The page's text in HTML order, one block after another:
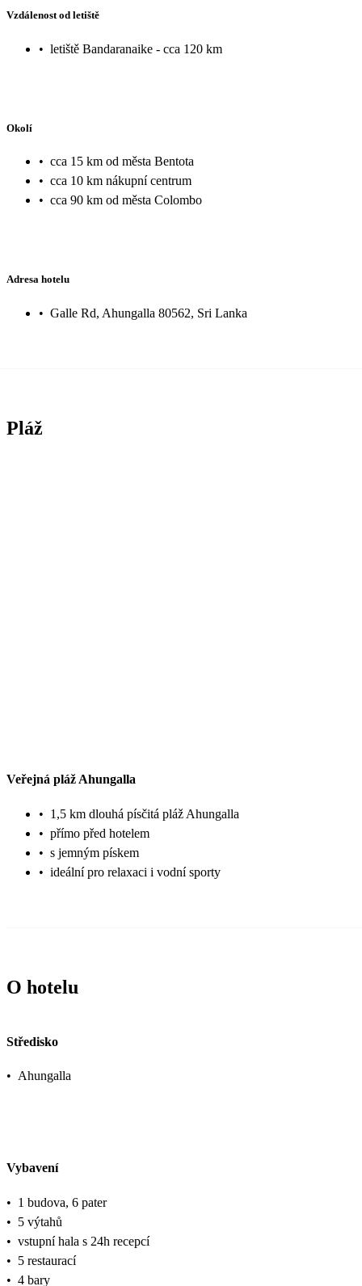
Vzdálenost od letiště
• letiště Bandaranaike - cca 120 km
Okolí
• cca 15 km od města Bentota
• cca 10 km nákupní centrum
• cca 90 km od města Colombo
Adresa hotelu
• Galle Rd, Ahungalla 80562, Sri Lanka
Pláž
Veřejná pláž Ahungalla
• 1,5 km dlouhá písčitá pláž Ahungalla
• přímo před hotelem
• s jemným pískem
• ideální pro relaxaci i vodní sporty
O hotelu
Středisko
• Ahungalla
Vybavení
• 1 budova, 6 pater
• 5 výtahů
• vstupní hala s 24h recepcí
• 5 restaurací
• 4 bary